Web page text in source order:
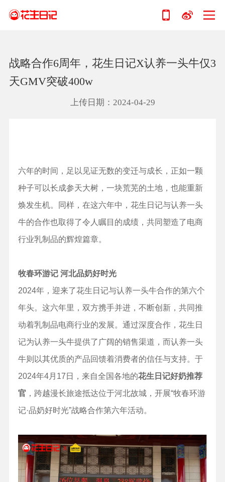
战略合作6周年，花生日记X认养一头牛仅3
天GMV突破400w
上传日期：2024-04-29
六年的时间，足以见证无数的变迁与成长，正如一颗
种子可以长成参天大树，一块荒芜的土地，也能重新
焕发生机。同样，在这六年中，花生日记与认养一头
牛的合作也取得了令人瞩目的成绩，共同塑造了电商
行业乳制品的辉煌篇章。
牧春环游记 河北品奶好时光
2024年，迎来了花生日记与认养一头牛合作的第六个
年头。这六年里，双方携手并进，不断创新，共同推
动着乳制品电商行业的发展。通过深度合作，花生日
记为认养一头牛提供了广阔的销售渠道，而认养一头
牛则以其优质的产品回馈着消费者的信任与支持。于
2024年4月17日，来自全国各地的花生日记好奶推荐
官 ，跨越漫长旅途抵达位于河北故城，开展“牧春环游
记·品奶好时光”战略合作第六年活动。